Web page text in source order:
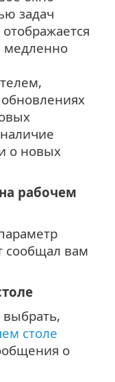
задач
медленно
о новых
рабочем
сообщал вам
столе
о